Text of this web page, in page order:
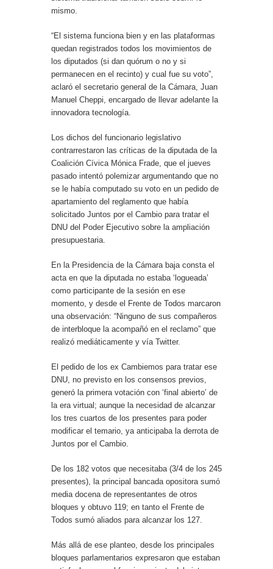
mismo.
“El sistema funciona bien y en las plataformas
quedan registrados todos los movimientos de
los diputados (si dan quórum o no y si
permanecen en el recinto) y cual fue su voto”,
aclaró el secretario general de la Cámara, Juan
Manuel Cheppi, encargado de llevar adelante la
innovadora tecnología.
Los dichos del funcionario legislativo
contrarrestaron las críticas de la diputada de la
Coalición Cívica Mónica Frade, que el jueves
pasado intentó polemizar argumentando que no
se le había computado su voto en un pedido de
apartamiento del reglamento que había
solicitado Juntos por el Cambio para tratar el
DNU del Poder Ejecutivo sobre la ampliación
presupuestaria.
En la Presidencia de la Cámara baja consta el
acta en que la diputada no estaba ‘logueada’
como participante de la sesión en ese
momento, y desde el Frente de Todos marcaron
una observación: “Ninguno de sus compañeros
de interbloque la acompañó en el reclamo” que
realizó mediáticamente y vía Twitter.
El pedido de los ex Cambiemos para tratar ese
DNU, no previsto en los consensos previos,
generó la primera votación con ‘final abierto’ de
la era virtual; aunque la necesidad de alcanzar
los tres cuartos de los presentes para poder
modificar el temario, ya anticipaba la derrota de
Juntos por el Cambio.
De los 182 votos que necesitaba (3/4 de los 245
presentes), la principal bancada opositora sumó
media docena de representantes de otros
bloques y obtuvo 119; en tanto el Frente de
Todos sumó aliados para alcanzar los 127.
Más allá de ese planteo, desde los principales
bloques parlamentarios expresaron que estaban